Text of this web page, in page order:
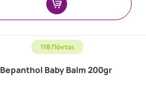
118 Πόντοι
Bepanthol Baby Balm 200gr